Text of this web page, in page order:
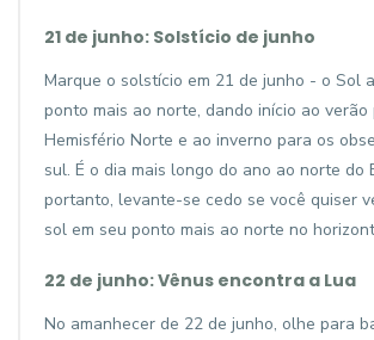
21 de junho: Solstício de junho
Marque o solstício em 21 de junho - o Sol
ponto mais ao norte, dando início ao verão
Hemisfério Norte e ao inverno para os
sul. É o dia mais longo do ano ao norte do
portanto, levante-se cedo se você quiser
sol em seu ponto mais ao norte no
22 de junho: Vênus encontra a Lua
No amanhecer de 22 de junho, olhe para